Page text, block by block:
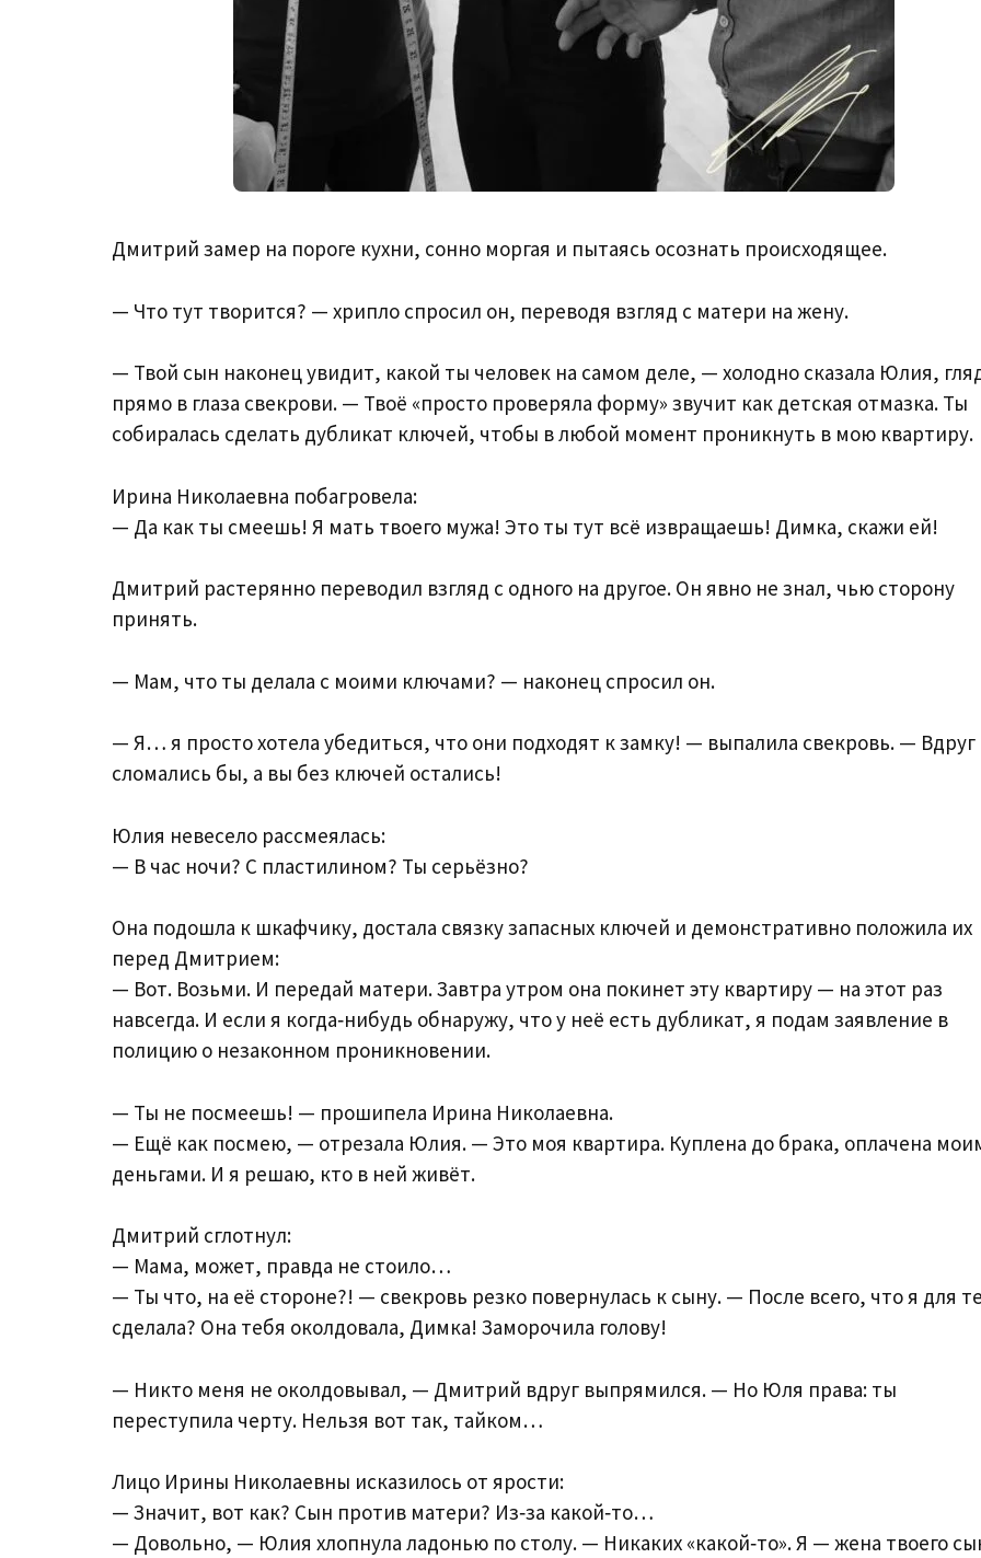
Дмитрий замер на пороге кухни, сонно моргая и пытаясь осознать происходящее.
— Что тут творится? — хрипло спросил он, переводя взгляд с матери на жену.
— Твой сын наконец увидит, какой ты человек на самом деле, — холодно сказала Юлия,
прямо в глаза свекрови. — Твоё «просто проверяла форму» звучит как детская отмазка. Ты
собиралась сделать дубликат ключей, чтобы в любой момент проникнуть в мою квартиру.
Ирина Николаевна побагровела:
— Да как ты смеешь! Я мать твоего мужа! Это ты тут всё извращаешь! Димка, скажи ей!
Дмитрий растерянно переводил взгляд с одного на другое. Он явно не знал, чью сторону
принять.
— Мам, что ты делала с моими ключами? — наконец спросил он.
— Я… я просто хотела убедиться, что они подходят к замку! — выпалила свекровь. — Вдруг
сломались бы, а вы без ключей остались!
Юлия невесело рассмеялась:
— В час ночи? С пластилином? Ты серьёзно?
Она подошла к шкафчику, достала связку запасных ключей и демонстративно положила их
перед Дмитрием:
— Вот. Возьми. И передай матери. Завтра утром она покинет эту квартиру — на этот раз
навсегда. И если я когда‑нибудь обнаружу, что у неё есть дубликат, я подам заявление в
полицию о незаконном проникновении.
— Ты не посмеешь! — прошипела Ирина Николаевна.
— Ещё как посмею, — отрезала Юлия. — Это моя квартира. Куплена до брака, оплачена
деньгами. И я решаю, кто в ней живёт.
Дмитрий сглотнул:
— Мама, может, правда не стоило…
— Ты что, на её стороне?! — свекровь резко повернулась к сыну. — После всего, что я для
сделала? Она тебя околдовала, Димка! Заморочила голову!
— Никто меня не околдовывал, — Дмитрий вдруг выпрямился. — Но Юля права: ты
переступила черту. Нельзя вот так, тайком…
Лицо Ирины Николаевны исказилось от ярости:
— Значит, вот как? Сын против матери? Из‑за какой‑то…
— Довольно, — Юлия хлопнула ладонью по столу. — Никаких «какой‑то». Я — жена твоего